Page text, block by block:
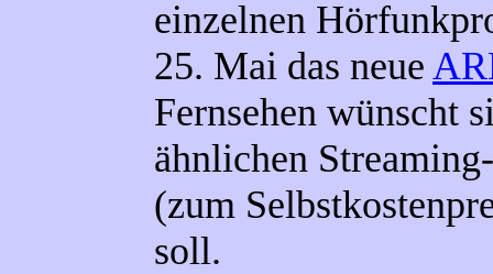
einzelnen
25. Mai das neue
Fernsehen wünscht
ähnlichen
(zum
soll.